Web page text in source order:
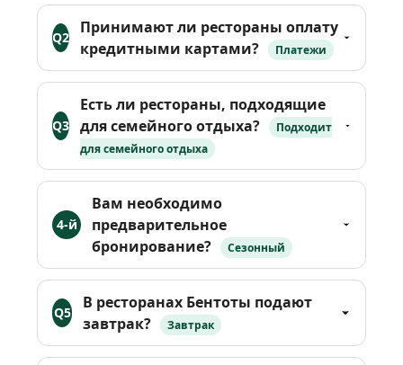
Q2
Принимают ли рестораны оплату
кредитными картами?
Платежи
Q3
Есть ли рестораны, подходящие
для семейного отдыха?
Подходит
для семейного отдыха
4-й
квартал
Вам необходимо
предварительное
бронирование?
Сезонный
Q5
В ресторанах Бентоты подают
завтрак?
Завтрак